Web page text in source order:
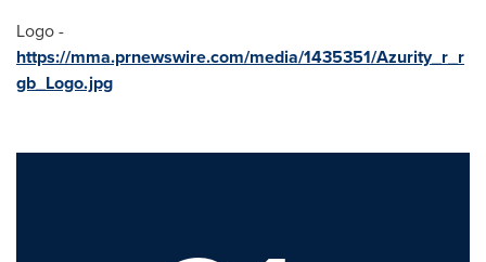
Logo -
https://mma.prnewswire.com/media/1435351/Azurity_r_r
gb_Logo.jpg